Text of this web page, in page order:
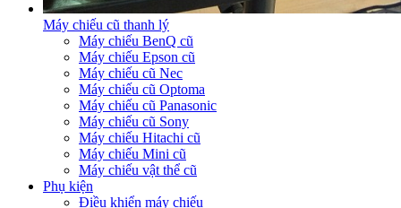
Máy chiếu cũ thanh lý
Máy chiếu BenQ cũ
Máy chiếu Epson cũ
Máy chiếu cũ Nec
Máy chiếu cũ Optoma
Máy chiếu cũ Panasonic
Máy chiếu cũ Sony
Máy chiếu Hitachi cũ
Máy chiếu Mini cũ
Máy chiếu vật thể cũ
Phụ kiện
Điều khiển máy chiếu